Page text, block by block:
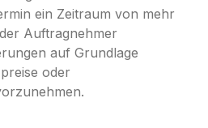
ein Zeitraum von mehr
Auftragnehmer
auf Grundlage
oder